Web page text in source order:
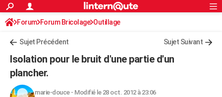
ACTUALITÉS
Politique
Société
Faits Divers
Education
Monde
Villes
+
Programme TV
Streaming
Cinéma
Sorties cinéma
Musique
FINANCE
Retraite
Impôts
Epargne
Immobilier
Risques naturels par ville
Banque
Assurance
Crédit
AUTO
S'inscrire
Connexion
Forum Forum Bricolage Outillage
Sujet Précédent Sujet Suivant
Isolation pour le bruit d'une partie d'un
plancher.
marie-douce- Modifié le 28 oct. 2012 à 23:06